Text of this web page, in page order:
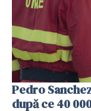
Pedro
după ce 40